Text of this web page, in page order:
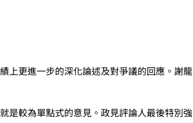
上更進一步的深化論述及對爭議的回應。謝龍
是較為單點式的意見。政見評論人最後特別強